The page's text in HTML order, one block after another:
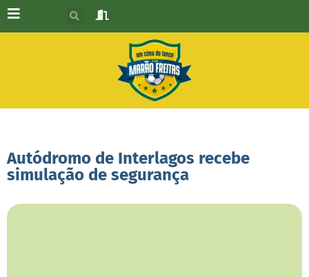
Autódromo de Interlagos recebe
simulação de segurança